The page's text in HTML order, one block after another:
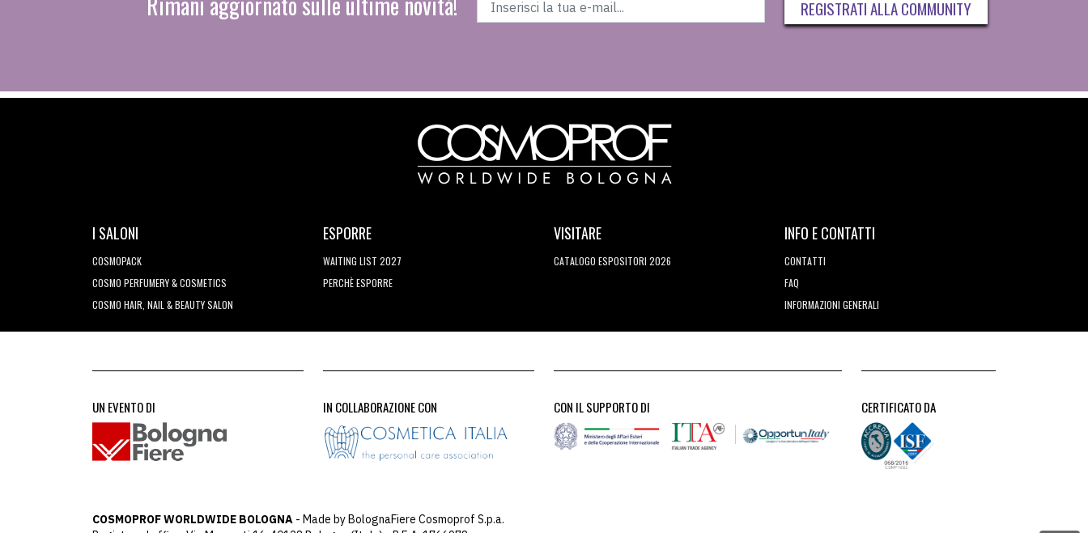
REGISTRATI ALLA COMMUNITY
I SALONI
COSMOPACK
COSMO PERFUMERY & COSMETICS
COSMO HAIR, NAIL & BEAUTY SALON
ESPORRE
WAITING LIST 2027
PERCHÈ ESPORRE
VISITARE
CATALOGO ESPOSITORI 2026
INFO E CONTATTI
CONTATTI
FAQ
INFORMAZIONI GENERALI
UN EVENTO DI IN COLLABORAZIONE CON CON IL SUPPORTO DI CERTIFICATO DA
COSMOPROF WORLDWIDE BOLOGNA - Made by BolognaFiere Cosmoprof S.p.a.